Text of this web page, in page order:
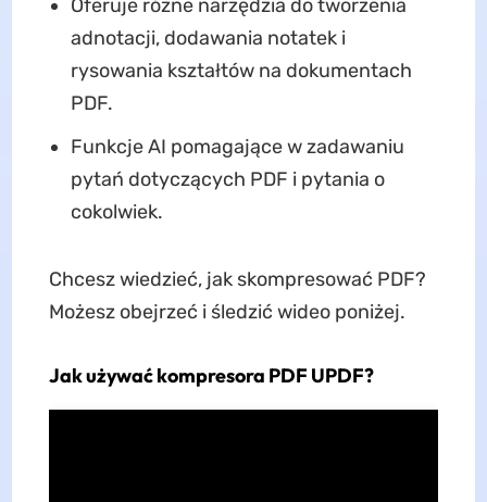
Oferuje różne narzędzia do tworzenia
adnotacji, dodawania notatek i
rysowania kształtów na dokumentach
PDF.
Funkcje AI pomagające w zadawaniu
pytań dotyczących PDF i pytania o
cokolwiek.
Chcesz wiedzieć, jak skompresować PDF?
Możesz obejrzeć i śledzić wideo poniżej.
Jak używać kompresora PDF UPDF?